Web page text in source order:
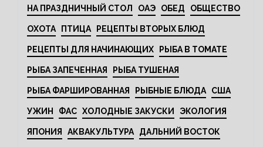
НА ПРАЗДНИЧНЫЙ СТОЛ ОАЭ ОБЕД ОБЩЕСТВО
ОХОТА ПТИЦА РЕЦЕПТЫ ВТОРЫХ БЛЮД
РЕЦЕПТЫ ДЛЯ НАЧИНАЮЩИХ РЫБА В ТОМАТЕ
РЫБА ЗАПЕЧЕННАЯ РЫБА ТУШЕНАЯ
РЫБА ФАРШИРОВАННАЯ РЫБНЫЕ БЛЮДА США
УЖИН ФАС ХОЛОДНЫЕ ЗАКУСКИ ЭКОЛОГИЯ
ЯПОНИЯ АКВАКУЛЬТУРА ДАЛЬНИЙ ВОСТОК